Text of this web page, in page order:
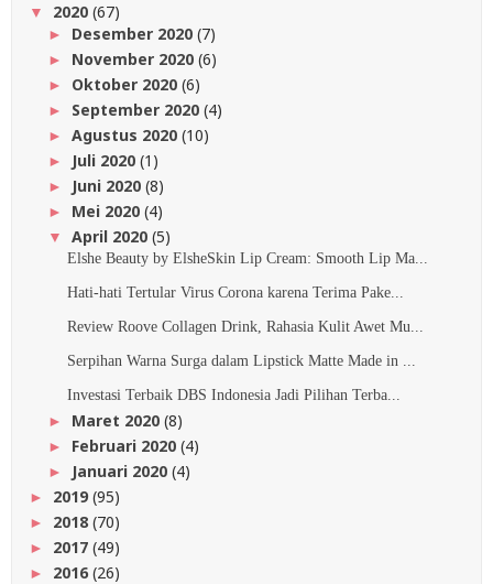
▼ 2020 (67)
► Desember 2020 (7)
► November 2020 (6)
► Oktober 2020 (6)
► September 2020 (4)
► Agustus 2020 (10)
► Juli 2020 (1)
► Juni 2020 (8)
► Mei 2020 (4)
▼ April 2020 (5)
Elshe Beauty by ElsheSkin Lip Cream: Smooth Lip Ma...
Hati-hati Tertular Virus Corona karena Terima Pake...
Review Roove Collagen Drink, Rahasia Kulit Awet Mu...
Serpihan Warna Surga dalam Lipstick Matte Made in ...
Investasi Terbaik DBS Indonesia Jadi Pilihan Terba...
► Maret 2020 (8)
► Februari 2020 (4)
► Januari 2020 (4)
► 2019(95)
► 2018 (70)
► 2017 (49)
► 2016(26)